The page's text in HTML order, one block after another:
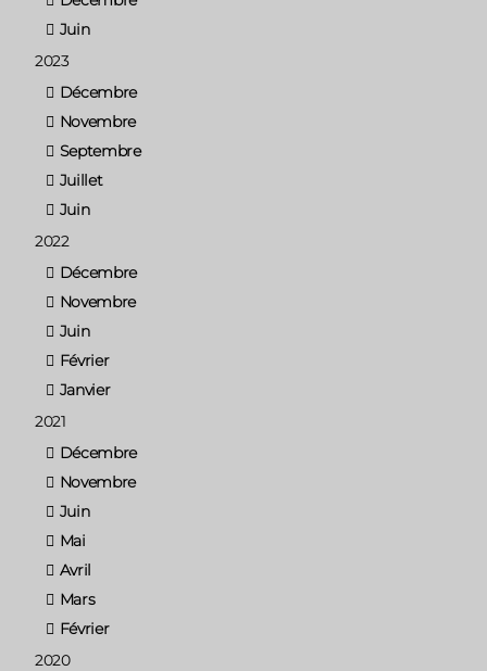
Juin
2023
Décembre
Novembre
Septembre
Juillet
Juin
2022
Décembre
Novembre
Juin
Février
Janvier
2021
Décembre
Novembre
Juin
Mai
Avril
Mars
Février
2020